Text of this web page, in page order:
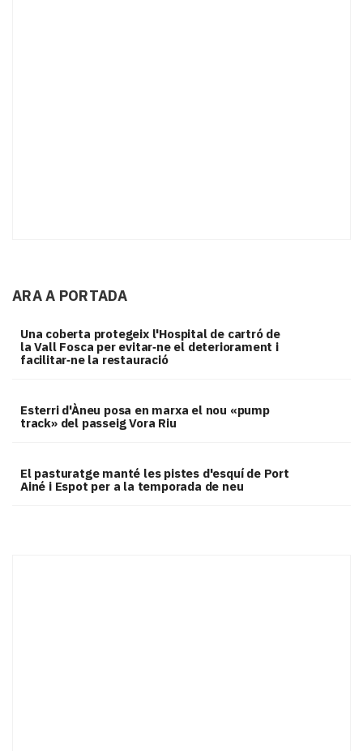
ARA A PORTADA
Una coberta protegeix l'Hospital de cartró de
la Vall Fosca per evitar‑ne el deteriorament i
facilitar‑ne la restauració
Esterri d'Àneu posa en marxa el nou «pump
track» del passeig Vora Riu
El pasturatge manté les pistes d'esquí de Port
Ainé i Espot per a la temporada de neu